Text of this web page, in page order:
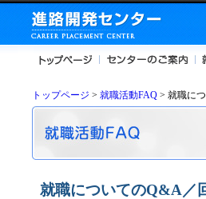
トップページ > 就職活動FAQ > 就職に
就職についてのQ&A／